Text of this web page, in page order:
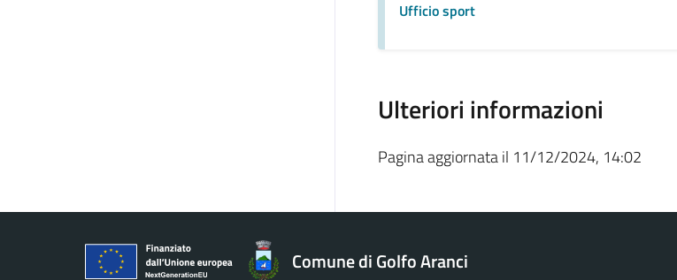
Ufficio sport
Ulteriori informazioni
Pagina aggiornata il 11/12/2024, 14:02
Comune di Golfo Aranci